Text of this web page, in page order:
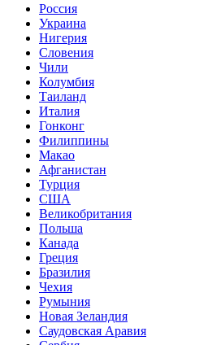
Россия
Украина
Нигерия
Словения
Чили
Колумбия
Таиланд
Италия
Гонконг
Филиппины
Макао
Афганистан
Турция
США
Великобритания
Польша
Канада
Греция
Бразилия
Чехия
Румыния
Новая Зеландия
Саудовская Аравия